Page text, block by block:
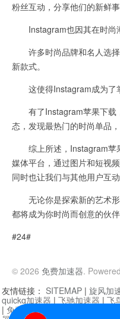
粉丝互动，分享他们的新鲜事
Instagram也因其在时尚
许多时尚品牌和名人选择
新款式。
这使得Instagram成为了
有了Instagram苹果下载
态，发现最热门的时尚单品
综上所述，Instagram苹
媒体平台，通过图片和短视
同时也让我们与其他用户互
无论你是探索新的艺术形
都将成为你时尚而创意的伙伴
#24#
© 2026 免费加速器.
友情链接： SITEMAP | 旋风加
quickq加速器 | 飞驰加速器 | 飞
| 免费vqn加速外网